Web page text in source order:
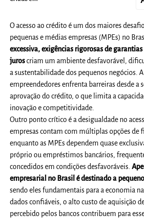
O acesso ao crédito é um dos maiores
pequenas e médias empresas (MPEs) no
excessiva, exigências rigorosas de
juroscriam um ambiente desfavorável,
a sustentabilidade dos pequenos negócios.
empreendedores enfrenta barreiras desde a
aprovação do crédito, o que limita a
inovação e competitividade.
Outro ponto crítico é a desigualdade no
empresas contam com múltiplas opções de
enquanto as MPEs dependem quase
próprio ou empréstimos bancários,
concedidos em condições desfavoráveis.
empresarial no Brasil é destinado a
sendo eles fundamentais para a economia
dados confiáveis, o alto custo de aquisição
percebido pelos bancos contribuem para